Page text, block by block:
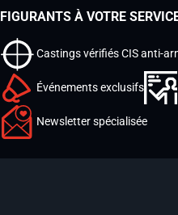
FIGURANTS À VOTRE
Castings vérifiés CIS anti-
Événements exclusifs
Newsletter spécialisée